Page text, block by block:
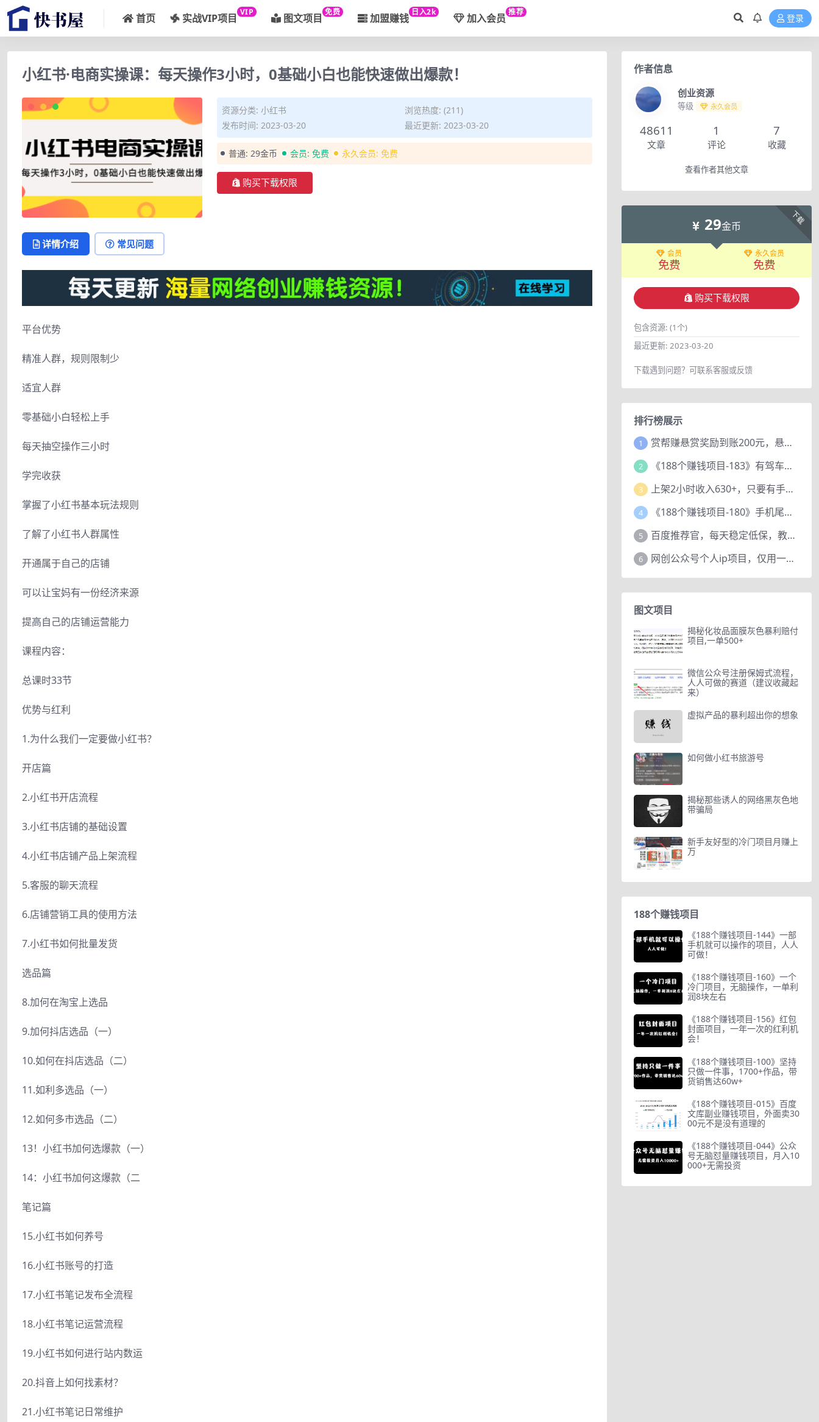
首页 实战VIP项目 VIP 图文项目 免费 加盟赚钱 日入2k 加入会员 推荐
登录
小红书·电商实操课：每天操作3小时，0基础小白也能快速做出爆款！
资源分类: 小红书
浏览热度: (211)
发布时间: 2023-03-20
最近更新: 2023-03-20
普通: 29金币 会员: 免费 永久会员: 免费
购买下载权限
详情介绍 常见问题
平台优势
精准人群，规则限制少
适宜人群
零基础小白轻松上手
每天抽空操作三小时
学完收获
掌握了小红书基本玩法规则
了解了小红书人群属性
开通属于自己的店铺
可以让宝妈有一份经济来源
提高自己的店铺运营能力
课程内容：
总课时33节
优势与红利
1.为什么我们一定要做小红书？
开店篇
2.小红书开店流程
3.小红书店铺的基础设置
4.小红书店铺产品上架流程
5.客服的聊天流程
6.店铺营销工具的使用方法
7.小红书如何批量发货
选品篇
8.加何在淘宝上选品
9.加何抖店选品（一）
10.如何在抖店选品（二）
11.如利多选品（一）
12.如何多市选品（二）
13！小红书加何选爆款（一）
14：小红书加何这爆款（二
笔记篇
15.小红书如何养号
16.小红书账号的打造
17.小红书笔记发布全流程
18.小红书笔记运营流程
19.小红书如何进行站内数运
20.抖音上如何找素材？
21.小红书笔记日常维护
作者信息
创业资源
等级 永久会员
48611
文章
1
评论
7
收藏
查看作者其他文章
下载
29金币
会员
免费
永久会员
免费
购买下载权限
包含资源: (1个)
最近更新: 2023-03-20
下载遇到问题？可联系客服或反馈
排行榜展示
1 赏帮赚悬赏奖励到账200元，悬赏任务多劳多得，人人可做。
2 《188个赚钱项目-183》有驾车评项目，动动小手，复制粘贴赚44元！
3 上架2小时收入630+，只要有手就能做的AI搞钱项目，奶奶看完都能学会!
4 《188个赚钱项目-180》手机尾号测试评分项目，短视频直播日赚200+
5 百度推荐官，每天稳定低保，教程赠上
6 网创公众号个人ip项目，仅用一篇文章做到全网引流！
图文项目
揭秘化妆品面膜灰色暴利赔付
项目,一单500+
微信公众号注册保姆式流程，
人人可做的赛道（建议收藏起
来）
虚拟产品的暴利超出你的想象
如何做小红书旅游号
揭秘那些诱人的网络黑灰色地
带骗局
新手友好型的冷门项目月赚上
万
188个赚钱项目
《188个赚钱项目-144》一部
手机就可以操作的项目，人人
可做！
《188个赚钱项目-160》一个
冷门项目，无脑操作，一单利
润8块左右
《188个赚钱项目-156》红包
封面项目，一年一次的红利机
会！
《188个赚钱项目-100》坚持
只做一件事，1700+作品，带
货销售达60w+
《188个赚钱项目-015》百度
文库副业赚钱项目，外面卖30
00元不是没有道理的
《188个赚钱项目-044》公众
号无脑怼量赚钱项目，月入10
000+无需投资